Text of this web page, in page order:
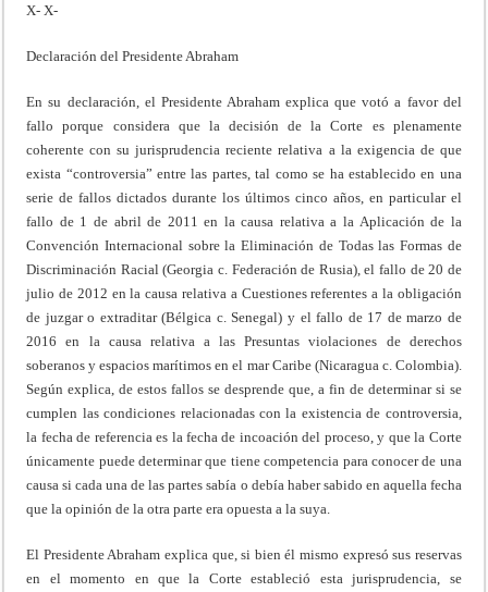
X- X-
Declaración del Presidente Abraham
En su declaración, el Presidente Abraham explica que votó a favor del
fallo porque considera que la decisión de la Corte es plenamente
coherente con su jurisprudencia reciente relativa a la exigencia de que
exista “controversia” entre las partes, tal como se ha establecido en una
serie de fallos dictados durante los últimos cinco años, en particular el
fallo de 1 de abril de 2011 en la causa relativa a la Aplicación de la
Convención Internacional sobre la Eliminación de Todas las Formas de
Discriminación Racial (Georgia c. Federación de Rusia), el fallo de 20 de
julio de 2012 en la causa relativa a Cuestiones referentes a la obligación
de juzgar o extraditar (Bélgica c. Senegal) y el fallo de 17 de marzo de
2016 en la causa relativa a las Presuntas violaciones de derechos
soberanos y espacios marítimos en el mar Caribe (Nicaragua c. Colombia).
Según explica, de estos fallos se desprende que, a fin de determinar si se
cumplen las condiciones relacionadas con la existencia de controversia,
la fecha de referencia es la fecha de incoación del proceso, y que la Corte
únicamente puede determinar que tiene competencia para conocer de una
causa si cada una de las partes sabía o debía haber sabido en aquella fecha
que la opinión de la otra parte era opuesta a la suya.
El Presidente Abraham explica que, si bien él mismo expresó sus reservas
en el momento en que la Corte estableció esta jurisprudencia, se